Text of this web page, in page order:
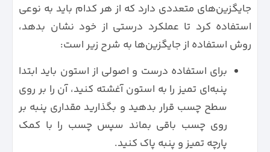
جایگزین‌های متعددی دارد که از هر کدام باید به نوعی
استفاده کرد تا عملکرد درستی از خود نشان بدهد،
روش استفاده از جایگزین‌ها به شرح زیر است:
برای استفاده درست و اصولی از استون باید ابتدا
پنبه‌ای تمیز را به استون آغشته کنید، آن را بر روی
سطح چسب قرار بدهید و بگذارید مقداری پنبه بر
روی چسب باقی بماند سپس چسب را با کمک
پارچه تمیز و پنبه پاک کنید.